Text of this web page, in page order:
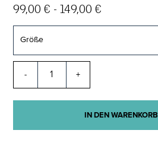
99,00 € - 149,00 €
Größe
- +
IN DEN WARENKORB